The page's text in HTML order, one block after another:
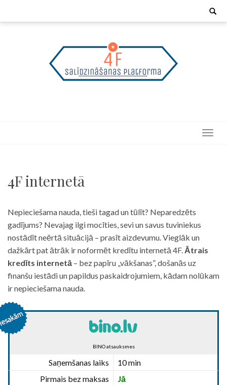
Search
4F internetā
Nepieciešama nauda, tieši tagad un tūlīt? Neparedzēts
gadījums? Nevajag ilgi mocīties, sevi un savus tuviniekus
nostādīt neērtā situācijā – prasīt aizdevumu. Vieglāk un
dažkārt pat ātrāk ir noformēt kredītu internetā 4F. Ātrais
kredīts internetā – bez papīru „vākšanas”, došanās uz
finanšu iestādi un papildus paskaidrojumiem, kādam nolūkam
ir nepieciešama nauda.
BINO atsauksmes
Saņemšanas laiks
10 min
Pirmais bez maksas
Jā